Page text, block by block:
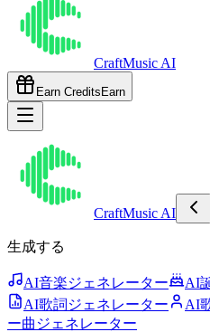
CraftMusic AI
Earn Credits Earn
CraftMusic AI
生成する
AI音楽ジェネレーター
AI
AI歌詞ジェネレーター
AI
ー曲ジェネレーター